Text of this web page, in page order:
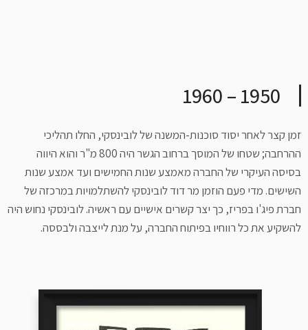
1950 – 1960
זמן קצר לאחר יסוד סוכנות-המשנה של לובינסקי, החלו תהליכי
ההרחבה; שטחו של המוסך ברחוב הגשר היה 800 מ"ר והוא היווה
בסיסה העיקרי של החברה מאמצע שנות החמישים ועד אמצע שנות
השישים. מדי פעם הוזמן מר דוד לובינסקי להשתלמויות במרכזה של
חברת פיג'ו בפריז, כך יצר קשרים אישיים עם ראשיה. לובינסקי נחוש היה
להשקיע את כל רווחיו בפיתוח החברה, על מנת לייצבה ולבססה.